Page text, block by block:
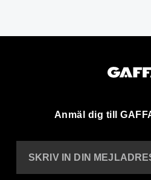
Anmäl dig till
SKRIV IN DIN